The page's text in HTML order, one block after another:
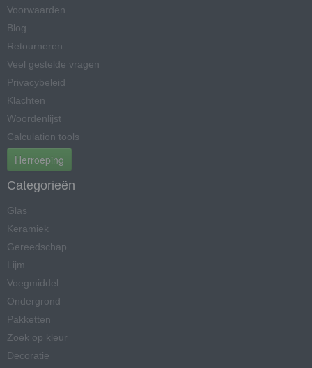
Voorwaarden
Blog
Retourneren
Veel gestelde vragen
Privacybeleid
Klachten
Woordenlijst
Calculation tools
Herroeping
Categorieën
Glas
Keramiek
Gereedschap
Lijm
Voegmiddel
Ondergrond
Pakketten
Zoek op kleur
Decoratie